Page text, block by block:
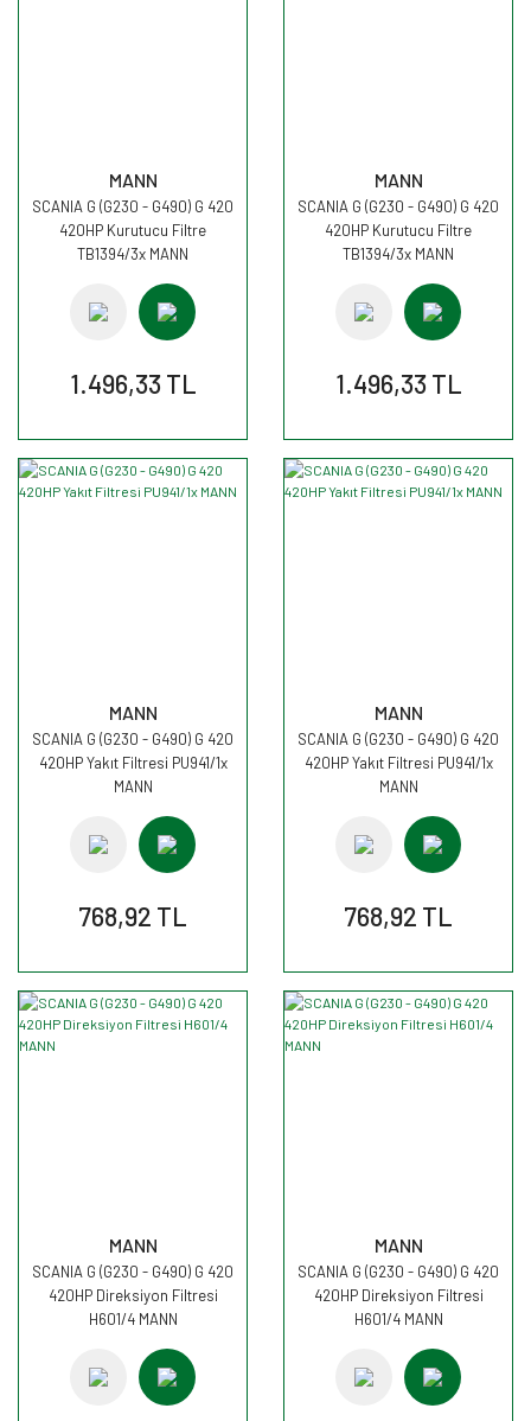
MANN
SCANIA G (G230 - G490) G 420
420HP Kurutucu Filtre
TB1394/3x MANN
1.496,33 TL
MANN
SCANIA G (G230 - G490) G 420
420HP Kurutucu Filtre
TB1394/3x MANN
1.496,33 TL
MANN
SCANIA G (G230 - G490) G 420
420HP Yakıt Filtresi PU941/1x
MANN
768,92 TL
MANN
SCANIA G (G230 - G490) G 420
420HP Yakıt Filtresi PU941/1x
MANN
768,92 TL
MANN
SCANIA G (G230 - G490) G 420
420HP Direksiyon Filtresi
H601/4 MANN
MANN
SCANIA G (G230 - G490) G 420
420HP Direksiyon Filtresi
H601/4 MANN